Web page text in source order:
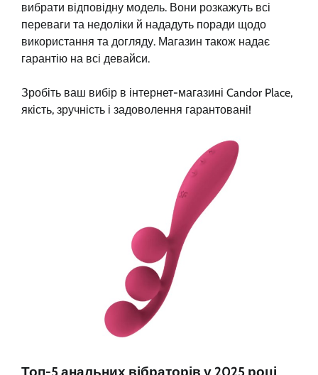
вибрати відповідну модель. Вони розкажуть всі
переваги та недоліки й нададуть поради щодо
використання та догляду. Магазин також надає
гарантію на всі девайси.
Зробіть ваш вибір в інтернет-магазині Candor Place,
якість, зручність і задоволення гарантовані!